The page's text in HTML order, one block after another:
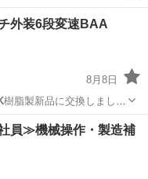
外装6段変速BAA
8月8日
樹脂製新品に交換しまし
員≫機械操作・製造補